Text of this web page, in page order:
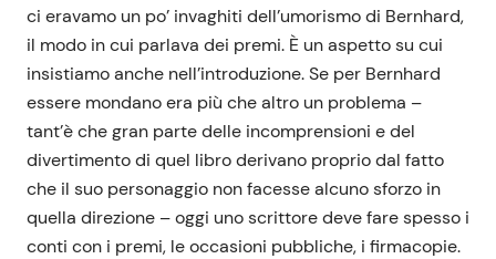
ci eravamo un po’ invaghiti dell’umorismo di Bernhard,
il modo in cui parlava dei premi. È un aspetto su cui
insistiamo anche nell’introduzione. Se per Bernhard
essere mondano era più che altro un problema –
tant’è che gran parte delle incomprensioni e del
divertimento di quel libro derivano proprio dal fatto
che il suo personaggio non facesse alcuno sforzo in
quella direzione – oggi uno scrittore deve fare spesso i
conti con i premi, le occasioni pubbliche, i firmacopie.